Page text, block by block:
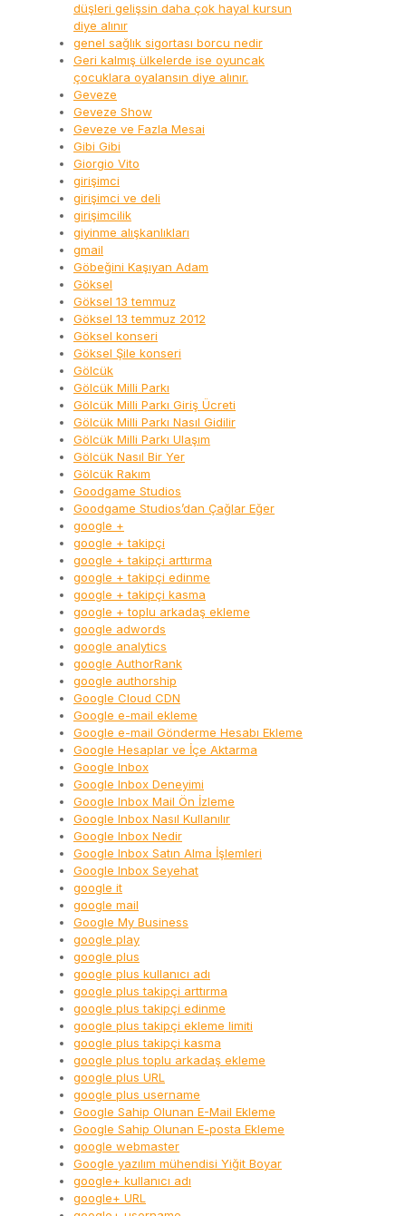
düşleri gelişsin daha çok hayal kursun
diye alınır
genel sağlık sigortası borcu nedir
Geri kalmış ülkelerde ise oyuncak
çocuklara oyalansın diye alınır.
Geveze
Geveze Show
Geveze ve Fazla Mesai
Gibi Gibi
Giorgio Vito
girişimci
girişimci ve deli
girişimcilik
giyinme alışkanlıkları
gmail
Göbeğini Kaşıyan Adam
Göksel
Göksel 13 temmuz
Göksel 13 temmuz 2012
Göksel konseri
Göksel Şile konseri
Gölcük
Gölcük Milli Parkı
Gölcük Milli Parkı Giriş Ücreti
Gölcük Milli Parkı Nasıl Gidilir
Gölcük Milli Parkı Ulaşım
Gölcük Nasıl Bir Yer
Gölcük Rakım
Goodgame Studios
Goodgame Studios’dan Çağlar Eğer
google +
google + takipçi
google + takipçi arttırma
google + takipçi edinme
google + takipçi kasma
google + toplu arkadaş ekleme
google adwords
google analytics
google AuthorRank
google authorship
Google Cloud CDN
Google e-mail ekleme
Google e-mail Gönderme Hesabı Ekleme
Google Hesaplar ve İçe Aktarma
Google Inbox
Google Inbox Deneyimi
Google Inbox Mail Ön İzleme
Google Inbox Nasıl Kullanılır
Google Inbox Nedir
Google Inbox Satın Alma İşlemleri
Google Inbox Seyehat
google it
google mail
Google My Business
google play
google plus
google plus kullanıcı adı
google plus takipçi arttırma
google plus takipçi edinme
google plus takipçi ekleme limiti
google plus takipçi kasma
google plus toplu arkadaş ekleme
google plus URL
google plus username
Google Sahip Olunan E-Mail Ekleme
Google Sahip Olunan E-posta Ekleme
google webmaster
Google yazılım mühendisi Yiğit Boyar
google+ kullanıcı adı
google+ URL